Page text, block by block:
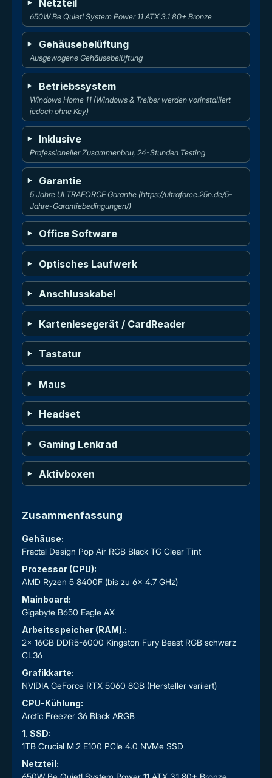
Netzteil
650W Be Quiet! System Power 11 ATX 3.1 80+ Bronze
Gehäusebelüftung
Ausgewogene Gehäusebelüftung
Betriebssystem
Windows Home 11 (Windows & Treiber werden vorinstalliert
jedoch ohne Key)
Inklusive
Professioneller Zusammenbau, 24-Stunden Testing
Garantie
5 Jahre ULTRAFORCE Garantie (https://ultraforce.25n.de/5-
Jahre-Garantiebedingungen/)
Office Software
Optisches Laufwerk
Anschlusskabel
Kartenlesegerät / CardReader
Tastatur
Maus
Headset
Gaming Lenkrad
Aktivboxen
Zusammenfassung
Gehäuse:
Fractal Design Pop Air RGB Black TG Clear Tint
Prozessor (CPU):
AMD Ryzen 5 8400F (bis zu 6x 4.7 GHz)
Mainboard:
Gigabyte B650 Eagle AX
Arbeitsspeicher (RAM).:
2x 16GB DDR5-6000 Kingston Fury Beast RGB schwarz
CL36
Grafikkarte:
NVIDIA GeForce RTX 5060 8GB (Hersteller variiert)
CPU-Kühlung:
Arctic Freezer 36 Black ARGB
1. SSD:
1TB Crucial M.2 E100 PCIe 4.0 NVMe SSD
Netzteil: